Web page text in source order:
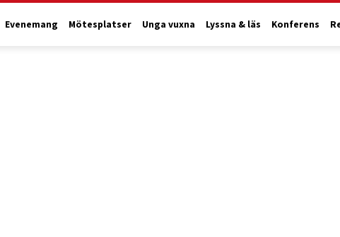
Evenemang Mötesplatser Unga vuxna Lyssna & läs Konferens